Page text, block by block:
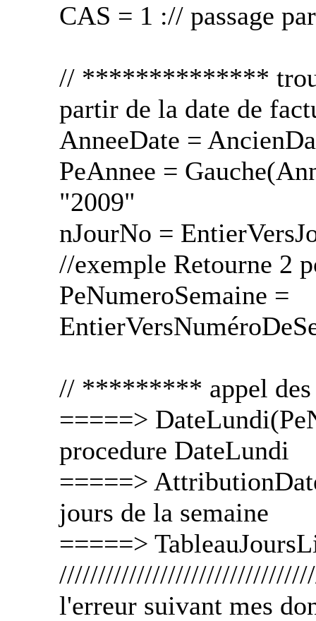
CAS = 1 :// passage
// **************
partir de la date de
AnneeDate =
PeAnnee =
"2009"
nJourNo =
//exemple Retourne 2
PeNumeroSemaine =
// ********* appel
=====>
procedure DateLundi
=====>
jours de la semaine
=====>
l'erreur suivant mes